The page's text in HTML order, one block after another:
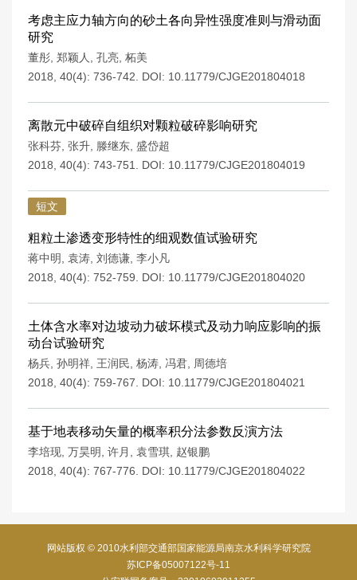
考虑主应力轴方向的砂土各向异性强度准则与滑动面
研究
董彤 郑颖人 孔亮 柘美
2018, 40(4): 736-742.
DOI: 10.11779/CJGE201804018
离散元中破碎自组织对颗粒破碎影响研究
张科芬 张升 滕继东 盛岱超
2018, 40(4): 743-751.
DOI: 10.11779/CJGE201804019
短文
粗粒土渗透变形特性的细观数值试验研究
蒋中明 袁涛 刘德谦 李小凡
2018, 40(4): 752-759.
DOI: 10.11779/CJGE201804020
土体含水率对边坡动力破坏模式及动力响应影响的振
动台试验研究
杨兵 孙明祥 王润民 杨涛 冯君
周德培
2018, 40(4): 759-767.
DOI: 10.11779/CJGE201804021
基于地表移动矢量的概率积分法参数反演方法
李培现 万昊明 许月 袁雪琪 赵银鹏
2018, 40(4): 767-776.
DOI: 10.11779/CJGE201804022
网站版权 © 2010水利部交通部国家能源局南京水利科学研究院
苏ICP备05007122号-11